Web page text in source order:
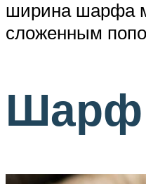
ширина шарфа
сложенным
Шарф